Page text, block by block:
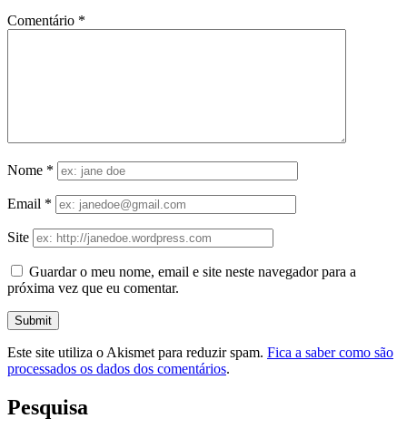
Comentário *
Nome *
Email *
Site
Guardar o meu nome, email e site neste navegador para a
próxima vez que eu comentar.
Este site utiliza o Akismet para reduzir spam. Fica a saber como são
processados os dados dos comentários.
Pesquisa